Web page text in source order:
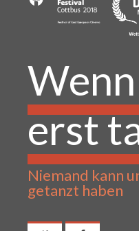
erst
Niemand kann
getanzt haben